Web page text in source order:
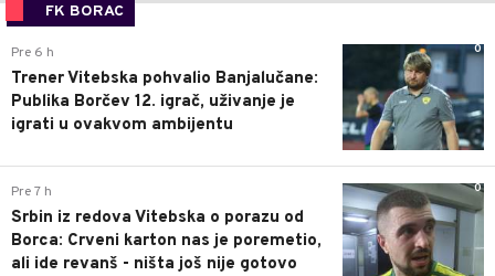
FK BORAC
0
Pre 6 h
Trener Vitebska pohvalio Banjalučane:
Publika Borčev 12. igrač, uživanje je
igrati u ovakvom ambijentu
0
Pre 7 h
Srbin iz redova Vitebska o porazu od
Borca: Crveni karton nas je poremetio,
ali ide revanš - ništa još nije gotovo